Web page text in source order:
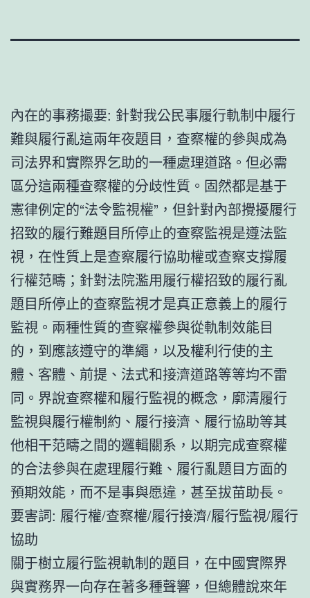
內在的事務撮要: 針對我公民事履行軌制中履行
難與履行亂這兩年夜題目，查察權的參與成為
司法界和實際界乞助的一種處理道路。但必需
區分這兩種查察權的分歧性質。固然都是基于
憲律例定的“法令監視權”，但針對內部攪擾履行
招致的履行難題目所停止的查察監視是遵法監
視，在性質上是查察履行協助權或查察支撐履
行權范疇；針對法院濫用履行權招致的履行亂
題目所停止的查察監視才是真正意義上的履行
監視。兩種性質的查察權參與從軌制效能目
的，到應該遵守的準繩，以及權利行使的主
體、客體、前提、法式和接濟道路等等均不雷
同。界說查察權和履行監視的概念，廓清履行
監視與履行權制約、履行接濟、履行協助等其
他相干范疇之間的邏輯關系，以期完成查察權
的合法參與在處理履行難、履行亂題目方面的
預期效能，而不是事與愿違，甚至拔苗助長。
要害詞: 履行權/查察權/履行接濟/履行監視/履行
協助
關于樹立履行監視軌制的題目，在中國實際界
與實務界一向存在著多種聲響，但總體說來年